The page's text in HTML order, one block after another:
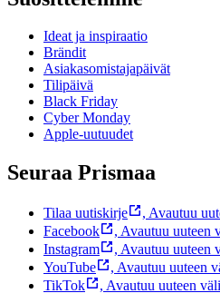
Ideat ja inspiraatio
Brändit
Asiakasomistajapäivät
Tilipäivä
Black Friday
Cyber Monday
Apple-uutuudet
Seuraa Prismaa
Tilaa uutiskirje , Avautuu
Facebook
, Avautuu uuteen
Instagram
, Avautuu uuteen
YouTube
, Avautuu uuteen
TikTok
, Avautuu uuteen